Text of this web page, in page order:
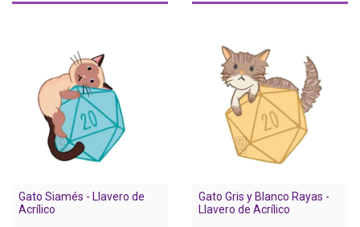
Gato Siamés - Llavero de
Acrílico
Gato Gris y Blanco Rayas -
Llavero de Acrílico